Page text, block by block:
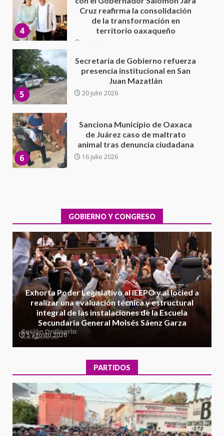
5
Secretaría de Gobierno refuerza
presencia institucional en San
Juan Mazatlán
20 julio 2026
6
Sanciona Municipio de Oaxaca
de Juárez caso de maltrato
animal tras denuncia ciudadana
7
Detienen a Ernesto Ruffo en Baja
California; FGR lo investiga por
presuntos delitos de
delincuencia organizada y
1
extraordinario de Santiago
Xanica: Jesús Romero
7 agosto 2026
2
Exhorta Poder Legislativo al
IEEPO y al Iocied a realizar una
evaluación técnica y estructural
integral de las instalaciones de la
Escuela Secundaria General
Moisés Sáenz Garza
5 agosto 2026
Ciudad Salud: justicia social para
4
Encuentro de Ariadna Montiel
con el Gobernador Salomón Jara
Cruz reafirma la consolidación
de la transformación en
territorio oaxaqueño
30 julio 2026
GOBIERNO Y CONGRESO
Exhorta Poder Legislativo al IEEPO y al Iocied a
realizar una evaluación técnica y estructural
integral de las instalaciones de la Escuela
Secundaria General Moisés Sáenz Garza
5 agosto 2026
PARTIDOS